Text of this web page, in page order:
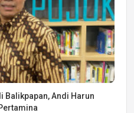
Balikpapan, Andi Harun